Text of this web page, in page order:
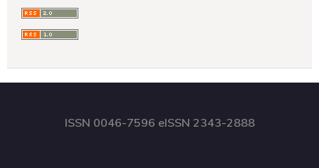
ISSN 0046-7596 eISSN 2343-2888